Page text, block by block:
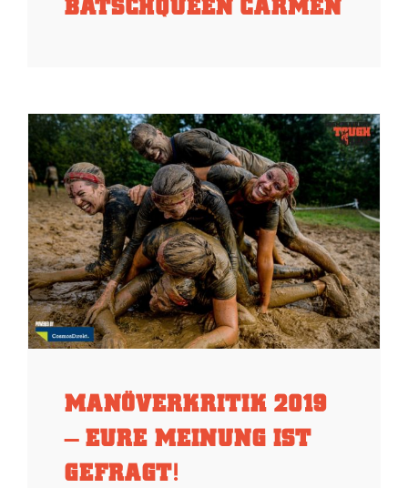
BATSCHQUEEN CARMEN
MANÖVERKRITIK 2019
– EURE MEINUNG IST
GEFRAGT!